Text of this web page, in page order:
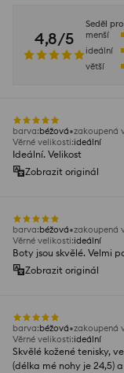
4,8/5
Seděl
menší
ideální
větší
barva:béžová zakoupená
Věrné velikosti:ideální
Ideální. Velikost
Zobrazit originál
barva:béžová zakoupená
Věrné velikosti:ideální
Boty jsou skvělé. Velmi
Zobrazit originál
barva:béžová zakoupená
Věrné velikosti:ideální
Skvělé kožené tenisky,
(délka mé nohy je 24,5)